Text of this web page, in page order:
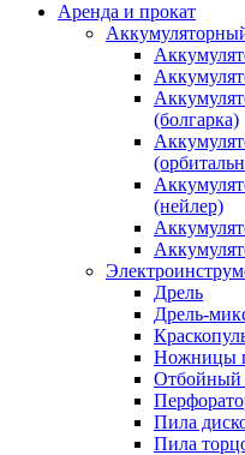
Аренда и прокат
(болгарка)
(нейлер)
Дрель
Дрель-
Ножницы
Отбойный
Пила
Пила